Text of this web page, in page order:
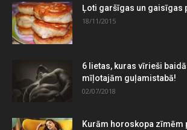
Ļoti garšīgas un gaisīgas
18/11/2015
6 lietas, kuras vīrieši
mīļotajām guļamistabā!
02/07/2018
Kurām horoskopa zīmēm